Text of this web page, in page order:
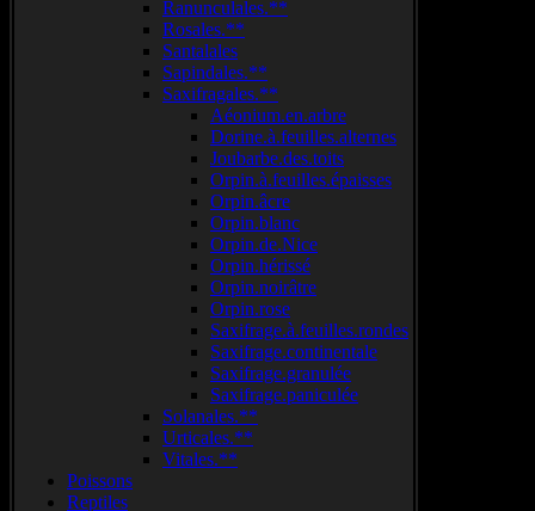
Ranunculales.**
Rosales.**
Santalales
Sapindales.**
Saxifragales.**
Aéonium.en.arbre
Dorine.à.feuilles.alternes
Joubarbe.des.toits
Orpin.à.feuilles.épaisses
Orpin.âcre
Orpin.blanc
Orpin.de.Nice
Orpin.hérissé
Orpin.noirâtre
Orpin.rose
Saxifrage.à.feuilles.rondes
Saxifrage.continentale
Saxifrage.granulée
Saxifrage.paniculée
Solanales.**
Urticales.**
Vitales.**
Poissons
Reptiles